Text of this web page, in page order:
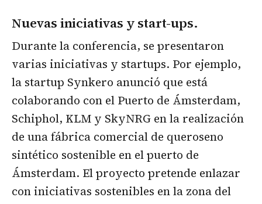
Nuevas iniciativas y start-ups.
Durante la conferencia, se presentaron
varias iniciativas y startups. Por ejemplo,
la startup Synkero anunció que está
colaborando con el Puerto de Ámsterdam,
Schiphol, KLM y SkyNRG en la realización
de una fábrica comercial de queroseno
sintético sostenible en el puerto de
Ámsterdam. El proyecto pretende enlazar
con iniciativas sostenibles en la zona del